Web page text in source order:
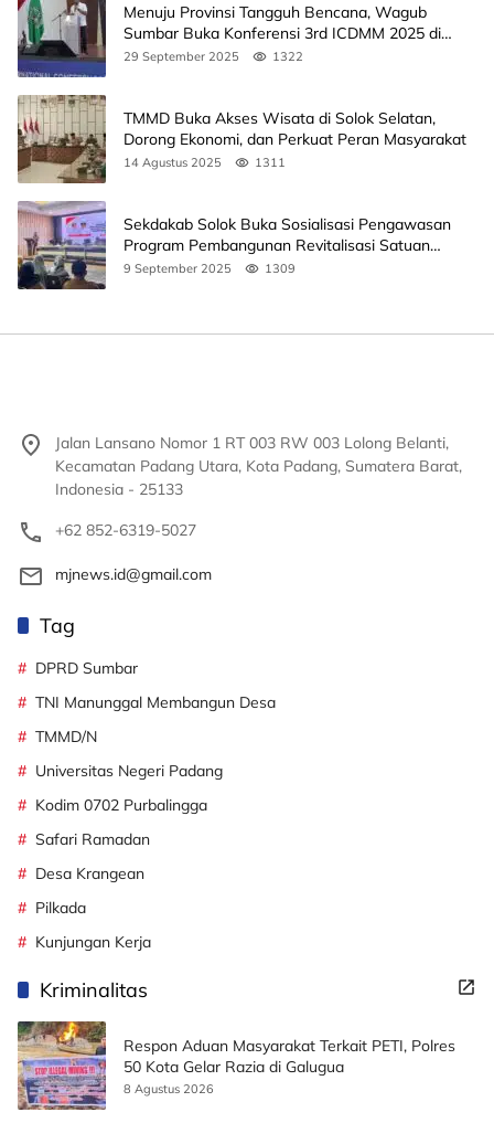
Menuju Provinsi Tangguh Bencana, Wagub
Sumbar Buka Konferensi 3rd ICDMM 2025 di
Unand
29 September 2025 1322
TMMD Buka Akses Wisata di Solok Selatan,
Dorong Ekonomi, dan Perkuat Peran Masyarakat
14 Agustus 2025 1311
Sekdakab Solok Buka Sosialisasi Pengawasan
Program Pembangunan Revitalisasi Satuan
Pendidikan
9 September 2025 1309
Jalan Lansano Nomor 1 RT 003 RW 003 Lolong Belanti,
Kecamatan Padang Utara, Kota Padang, Sumatera Barat,
Indonesia - 25133
+62 852-6319-5027
mjnews.id@gmail.com
Tag
DPRD Sumbar
TNI Manunggal Membangun Desa
TMMD/N
Universitas Negeri Padang
Kodim 0702 Purbalingga
Safari Ramadan
Desa Krangean
Pilkada
Kunjungan Kerja
Kriminalitas
Respon Aduan Masyarakat Terkait PETI, Polres
50 Kota Gelar Razia di Galugua
8 Agustus 2026